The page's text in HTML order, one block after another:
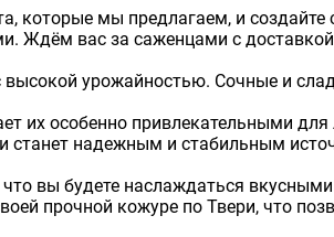
которые мы предлагаем, и создайте
Ждём вас за саженцами с
урожайностью. Сочные и
их особенно привлекательными
станет надежным и стабильным
вы будете наслаждаться
прочной кожуре по Твери, что